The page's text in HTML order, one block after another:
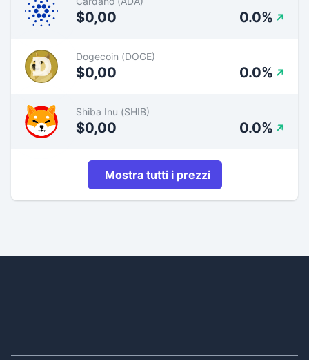
$0,00 0.0%
Dogecoin (DOGE)
$0,00 0.0%
Shiba Inu (SHIB)
$0,00 0.0%
Mostra tutti i prezzi